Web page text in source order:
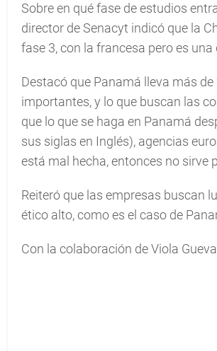
Sobre en qué fase de estudios
director de Senacyt indicó que la
fase 3, con la francesa pero es una
Destacó que Panamá lleva más
importantes, y lo que buscan las
que lo que se haga en Panamá
sus siglas en Inglés), agencias
está mal hecha, entonces no sirve
Reiteró que las empresas buscan
ético alto, como es el caso de
Con la colaboración de Viola